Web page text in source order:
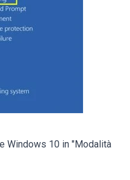
Windows 10 in "Modalità